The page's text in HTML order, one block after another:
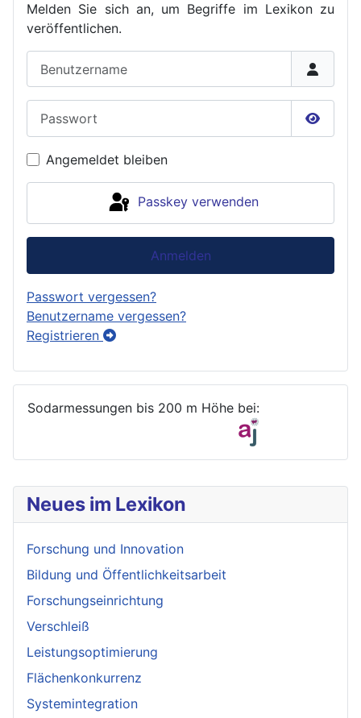
Neues im Lexikon
Forschung und Innovation
Bildung und Öffentlichkeitsarbeit
Forschungseinrichtung
Verschleiß
Leistungsoptimierung
Flächenkonkurrenz
Systemintegration
Melden Sie sich an, um Begriffe im Lexikon zu
veröffentlichen.
Angemeldet bleiben
Passkey verwenden
Anmelden
Passwort vergessen?
Benutzername vergessen?
Registrieren
Sodarmessungen bis 200 m Höhe bei: